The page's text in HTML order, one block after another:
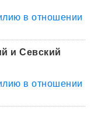
в отношении
и Севский
в отношении